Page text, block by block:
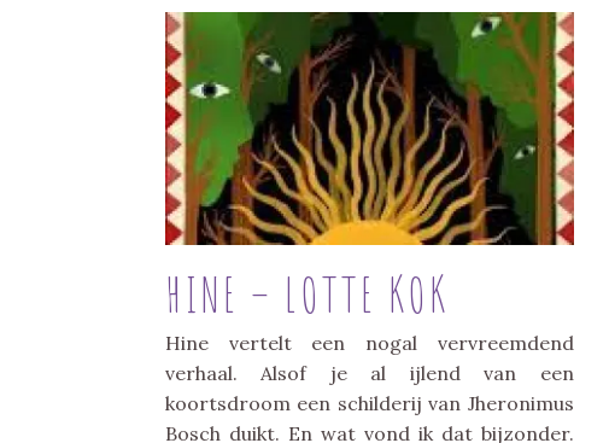
HINE – LOTTE KOK
Hine vertelt een nogal vervreemdend
verhaal. Alsof je al ijlend van een
koortsdroom een schilderij van Jheronimus
Bosch duikt. En wat vond ik dat bijzonder.